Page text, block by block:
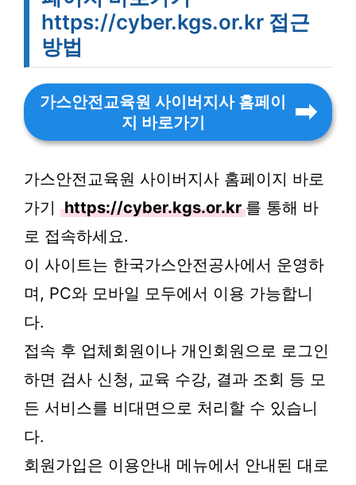
https://cyber.kgs.or.kr 접근
방법
가스안전교육원 사이버지사 홈페이
지 바로가기
가스안전교육원 사이버지사 홈페이지 바로
가기 https://cyber.kgs.or.kr 를 통해 바
로 접속하세요.
이 사이트는 한국가스안전공사에서 운영하
며, PC와 모바일 모두에서 이용 가능합니
다.
접속 후 업체회원이나 개인회원으로 로그인
하면 검사 신청, 교육 수강, 결과 조회 등 모
든 서비스를 비대면으로 처리할 수 있습니
다.
회원가입은 이용안내 메뉴에서 안내된 대로